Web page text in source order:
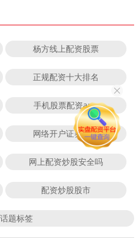
杨方线上配资股票
正规配资十大排名
手机股票配资app
网络开户证券账号
网上配资炒股安全吗
配资炒股股市
题标签